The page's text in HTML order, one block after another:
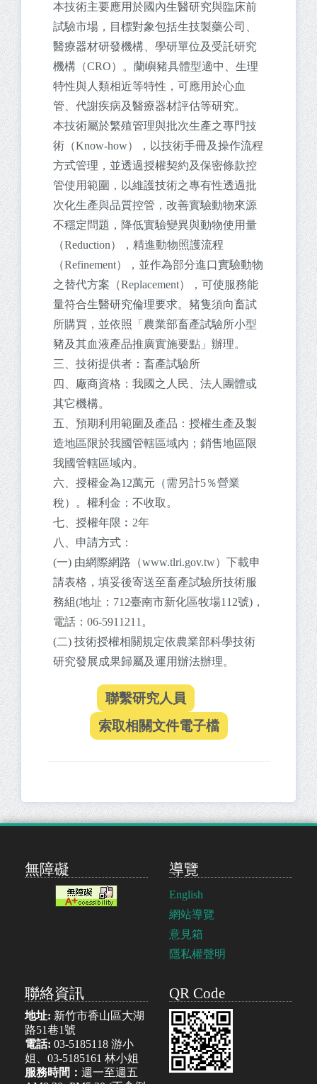
本技術主要應用於國內生醫研究與臨床前
試驗市場，目標對象包括生技製藥公司、
醫療器材研發機構、學研單位及受託研究
機構（CRO）。蘭嶼豬具體型適中、生理
特性與人類相近等特性，可應用於心血
管、代謝疾病及醫療器材評估等研究。
本技術屬於繁殖管理與批次生產之專門技
術（Know-how），以技術手冊及操作流程
方式管理，並透過授權契約及保密條款控
管使用範圍，以維護技術之專有性透過批
次化生產與品質控管，改善實驗動物來源
不穩定問題，降低實驗變異與動物使用量
（Reduction），精進動物照護流程
（Refinement），並作為部分進口實驗動物
之替代方案（Replacement），可使服務能
量符合生醫研究倫理要求。豬隻須向畜試
所購買，並依照「農業部畜產試驗所小型
豬及其血液產品推廣實施要點」辦理。
三、技術提供者：畜產試驗所
四、廠商資格：我國之人民、法人團體或
其它機構。
五、預期利用範圍及產品：授權生產及製
造地區限於我國管轄區域內；銷售地區限
我國管轄區域內。
六、授權金為12萬元（需另計5％營業
稅）。權利金：不收取。
七、授權年限︰2年
八、申請方式：
(一) 由網際網路（www.tlri.gov.tw）下載申
請表格，填妥後寄送至畜產試驗所技術服
務組(地址：712臺南市新化區牧場112號)，
電話：06-5911211。
(二) 技術授權相關規定依農業部科學技術
研究發展成果歸屬及運用辦法辦理。
無障礙 導覽
English
網站導覽
意見箱
隱私權聲明
聯絡資訊
地址: 新竹市香山區大湖
路51巷1號
電話: 03-5185118 游小
姐、03-5185161 林小姐
服務時間： 週一至週五
QR Code